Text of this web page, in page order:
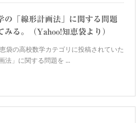
の「線形計画法」に関する問題
みる。（Yahoo!知恵袋より）
袋の高校数学カテゴリに投稿されていた
法」に関する問題を ...